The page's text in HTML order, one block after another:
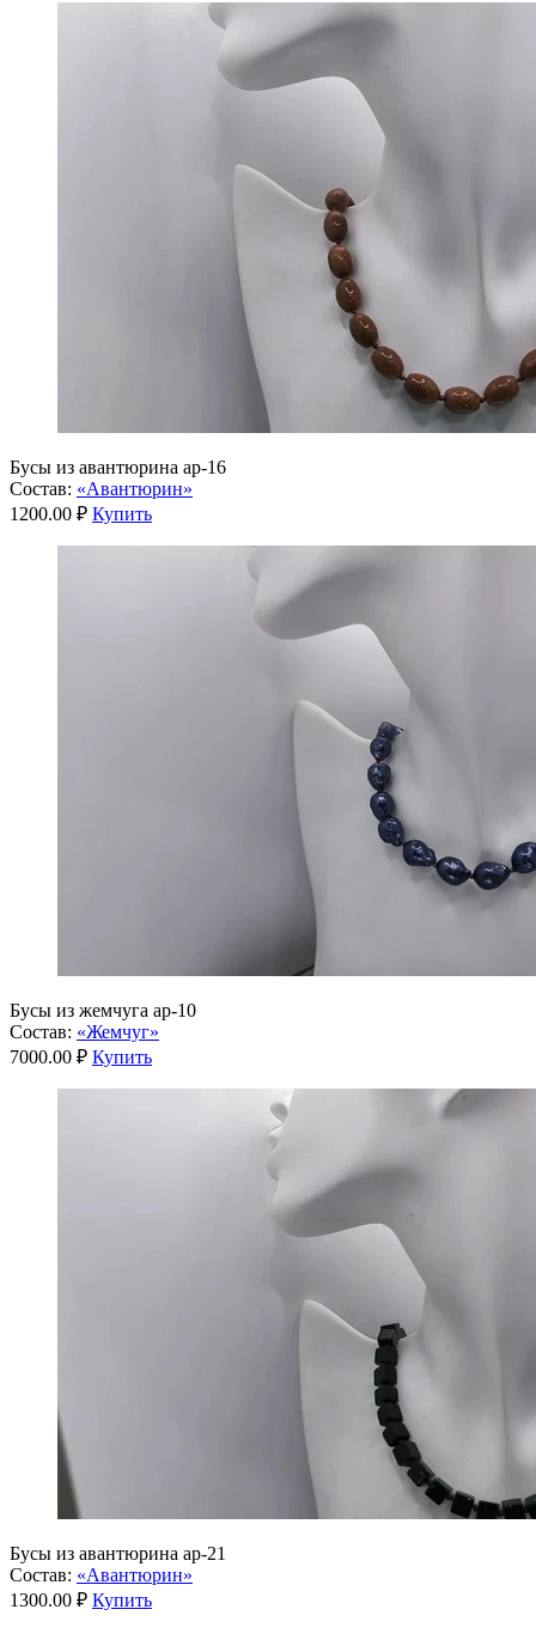
Бусы из авантюрина ар-16
Состав: «Авантюрин»
1200.00 ₽ Купить
Бусы из жемчуга ар-10
Состав: «Жемчуг»
7000.00 ₽ Купить
Бусы из авантюрина ар-21
Состав: «Авантюрин»
1300.00 ₽ Купить